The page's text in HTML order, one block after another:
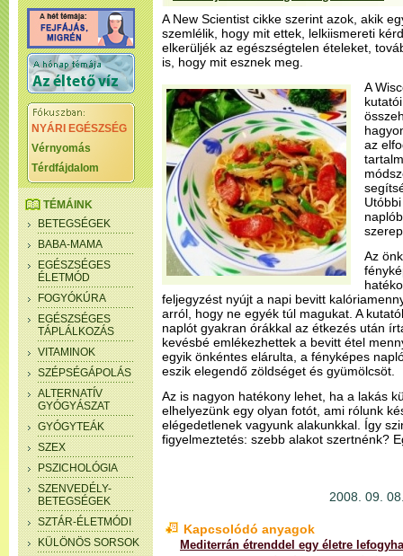
NYÁRI EGÉSZSÉG
Vérnyomás
Térdfájdalom
TÉMÁINK
BETEGSÉGEK
BABA-MAMA
EGÉSZSÉGES
ÉLETMÓD
FOGYÓKÚRA
EGÉSZSÉGES
TÁPLÁLKOZÁS
VITAMINOK
SZÉPSÉGÁPOLÁS
ALTERNATÍV
GYÓGYÁSZAT
GYÓGYTEÁK
SZEX
PSZICHOLÓGIA
SZENVEDÉLY-
BETEGSÉGEK
SZTÁR-ÉLETMÓDI
KÜLÖNÖS SORSOK
A New Scientist cikke szerint azok, akik
szemlélik, hogy mit ettek, lelkiismereti
elkerüljék az egészségtelen ételeket,
is, hogy mit esznek meg.
A
az
Az
feljegyzést nyújt a napi bevitt
arról, hogy ne egyék túl magukat. A
naplót gyakran órákkal az étkezés után
kevésbé emlékezhettek a bevitt étel
egyik önkéntes elárulta, a fényképes
eszik elegendő zöldséget és gyümölcsöt.
Az is nagyon hatékony lehet, ha a lakás
elhelyezünk egy olyan fotót, ami rólunk
elégedetlenek vagyunk alakunkkal. Így
figyelmeztetés: szebb alakot szertnénk?
2008. 09.
Kapcsolódó anyagok
Mediterrán étrenddel egy életre